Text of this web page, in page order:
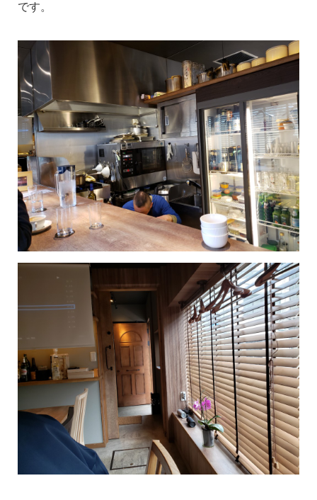
です。